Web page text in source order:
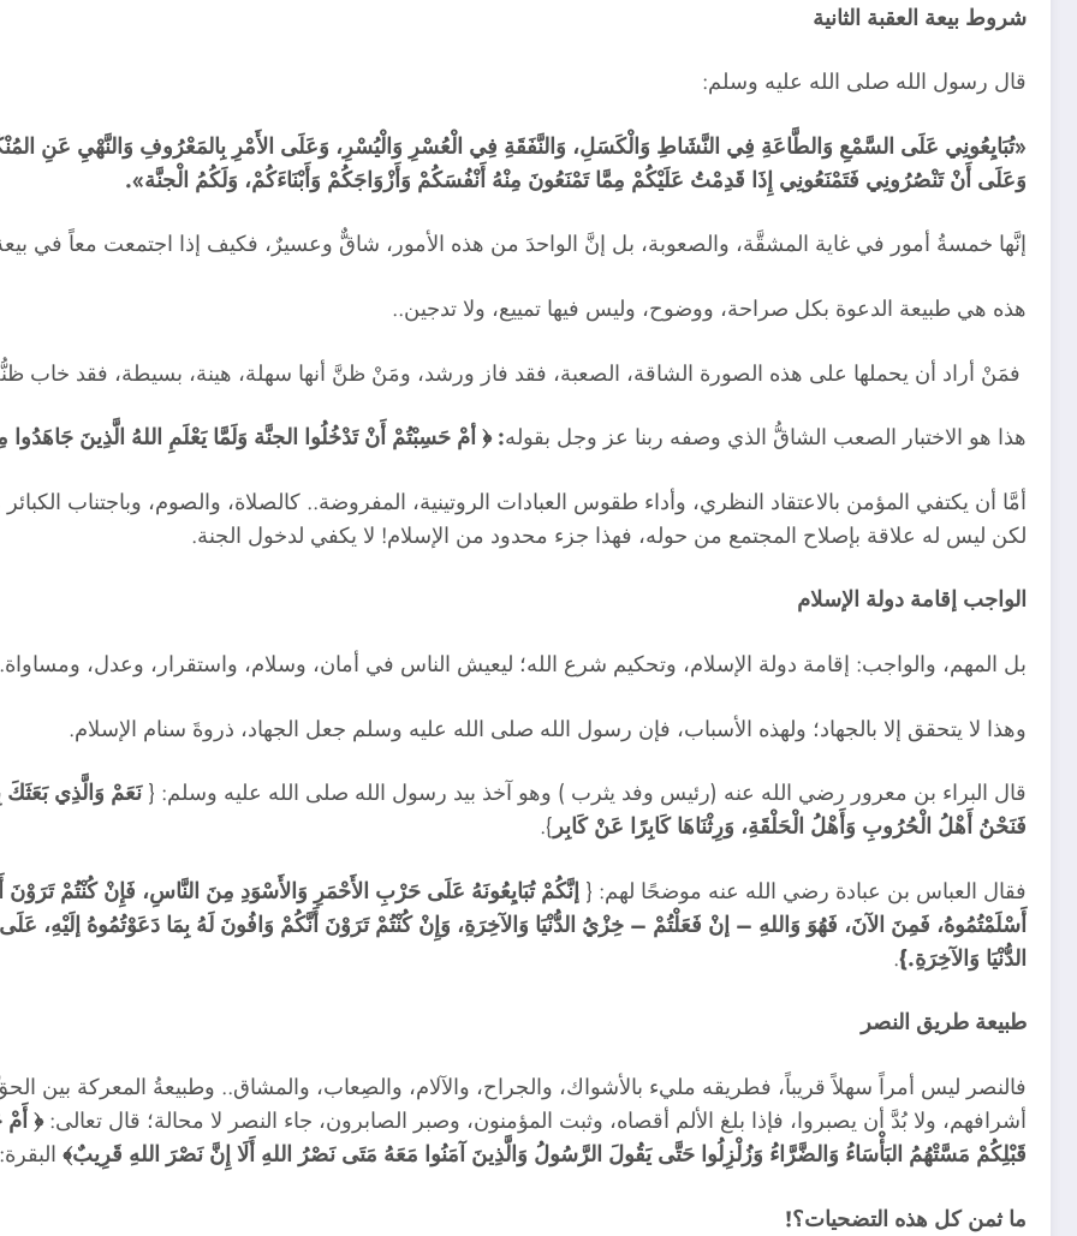
شروط بيعة العقبة الثانية
قال رسول الله صلى الله عليه وسلم:
«تُبَايِعُونِي عَلَى السَّمْعِ وَالطَّاعَةِ فِي النَّشَاطِ وَالْكَسَلِ، وَالنَّفَقَةِ فِي الْعُسْرِ وَالْيُسْرِ، وَعَلَى الأَمْرِ بِالمَعْرُوفِ وَالنَّهْيِ عَنِ
وَعَلَى أَنْ تَنْصُرُونِي فَتَمْنَعُونِي إِذَا قَدِمْتُ عَلَيْكُمْ مِمَّا تَمْنَعُونَ مِنْهُ أَنْفُسَكُمْ وَأَزْوَاجَكُمْ وَأَبْنَاءَكُمْ، وَلَكُمُ الْجنَّة».
إنَّها خمسةُ أمور في غاية المشقَّة، والصعوبة، بل إنَّ الواحدَ من هذه الأمور، شاقٌّ وعسيرٌ، فكيف إذا اجتمعت معاً في
هذه هي طبيعة الدعوة بكل صراحة، ووضوح، وليس فيها تمييع، ولا تدجين..
فمَنْ أراد أن يحملها على هذه الصورة الشاقة، الصعبة، فقد فاز ورشد، ومَنْ ظنَّ أنها سهلة، هينة، بسيطة، فقد خاب
هذا هو الاختبار الصعب الشاقُّ الذي وصفه ربنا عز وجل بقوله:﴿ أمْ حَسِبْتُمْ أَنْ تَدْخُلُوا الجنَّة وَلَمَّا يَعْلَمِ اللهُ الَّذِينَ
أمَّا أن يكتفي المؤمن بالاعتقاد النظري، وأداء طقوس العبادات الروتينية، المفروضة.. كالصلاة، والصوم، وباجتناب
لكن ليس له علاقة بإصلاح المجتمع من حوله، فهذا جزء محدود من الإسلام! لا يكفي لدخول الجنة.
الواجب إقامة دولة الإسلام
بل المهم، والواجب: إقامة دولة الإسلام، وتحكيم شرع الله؛ ليعيش الناس في أمان، وسلام، واستقرار، وعدل،
وهذا لا يتحقق إلا بالجهاد؛ ولهذه الأسباب، فإن رسول الله صلى الله عليه وسلم جعل الجهاد، ذروةَ سنام الإسلام.
قال البراء بن معرور رضي الله عنه (رئيس وفد يثرب ) وهو آخذ بيد رسول الله صلى الله عليه وسلم: {نَعَمْ وَالَّذِي بَعَثَكَ
فَنَحْنُ أَهْلُ الْحُرُوبِ وَأَهْلُ الْحَلْقَةِ، وَرِثْنَاهَا كَابِرًا عَنْ كَابِر}.
فقال العباس بن عبادة رضي الله عنه موضحًا لهم: { إنَّكُمْ تُبَايِعُونَهُ عَلَى حَرْبِ الأَحْمَرِ وَالأَسْوَدِ مِنَ النَّاسِ، فَإِنْ كُنْتُمْ
أَسْلَمْتُمُوهُ، فَمِنَ الآنَ، فَهُوَ وَاللهِ – إنْ فَعَلْتُمْ – خِزْيُ الدُّنْيَا وَالآخِرَةِ، وَإِنْ كُنْتُمْ تَرَوْنَ أَنَّكُمْ وَافُونَ لَهُ بِمَا دَعَوْتُمُوهُ إلَيْهِ،
الدُّنْيَا وَالآخِرَةِ.
}
.
طبيعة طريق النصر
فالنصر ليس أمراً سهلاً قريباً، فطريقه مليء بالأشواك، والجراح، والآلام، والصِعاب، والمشاق.. وطبيعةُ المعركة بين
أشرافهم، ولا بُدَّ أن يصبروا، فإذا بلغ الألم أقصاه، وثبت المؤمنون، وصبر الصابرون، جاء النصر لا محالة؛ قال تعالى:﴿ أَمْ
قَبْلِكُمْ مَسَّتْهُمُ البَأْسَاءُ وَالضَّرَّاءُ وَزُلْزِلُوا حَتَّى يَقُولَ الرَّسُولُ وَالَّذِينَ آمَنُوا مَعَهُ مَتَى نَصْرُ اللهِ أَلَا إِنَّ نَصْرَ اللهِ قَرِيبٌ﴾ البقرة: 214.
ما ثمن كل هذه التضحيات؟!